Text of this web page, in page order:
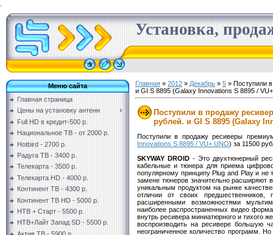
Установка,
Меню сайта
Главная страница
Цены на установку антенн
Full HD в кредит-500 р.
Национальное ТВ - от 2000 р.
Hotbird - 2700 р.
Радуга ТВ - 3400 р.
Телекарта - 3500 р.
Телекарта HD - 4000 р.
Континент ТВ - 4300 р.
Континент ТВ HD - 5000 р.
НТВ + Старт - 5500 р.
НТВ+Лайт Запад SD - 5500 р.
Главная » 2012 » Декабрь » 5 » Поступили
и GI S 8895 (Galaxy Innovations S 8895 /
Поступили в продажу
рублей. и GI S 8895 (Galaxy
Поступили в продажу ресиверы
Innovations S 8895 / VU+ UNO) за 11500
SKYWAY DROID- Это двухтюнерный
кабельные и тюнера для приема
популярному принципу Plug and Play и не
замене тюнеров значительно расширяют
уникальным продуктом на рынке
отличии от своих предшественников,
расширенными возможностями
наиболее распространенных видео
внутрь ресивера миниатюрного и тихого
воспроизводить на ресивере большую
неограниченное количество программ.